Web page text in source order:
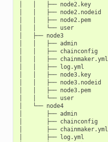
├── node2.key
├── node2.nodeid
├── node2.pem
└── user
├── node3
├── admin
├── chainconfig
├── chainmaker.yml
├── log.yml
├── node3.key
├── node3.nodeid
├── node3.pem
└── user
└── node4
├── admin
├── chainconfig
├── chainmaker.yml
├── log.yml